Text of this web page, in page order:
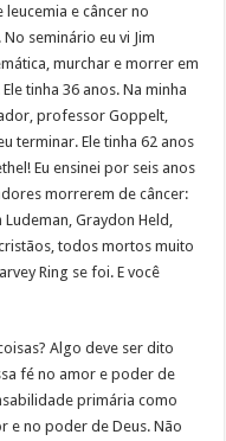
e câncer no
seminário eu vi Jim
murchar e morrer em
tinha 36 anos. Na minha
professor Goppelt,
terminar. Ele tinha 62 anos
Eu ensinei por seis anos
morrerem de câncer:
Graydon Held,
todos mortos muito
Ring se foi. E você
Algo deve ser dito
fé no amor e poder de
primária como
e no poder de Deus. Não